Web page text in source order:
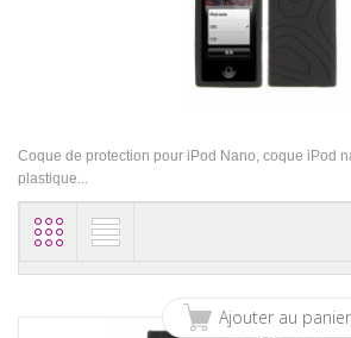
Coque de protection pour iPod Nano, coque iPod
plastique...
Ajouter au panier